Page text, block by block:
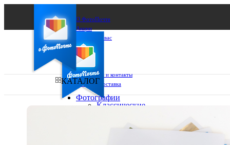
О ФотоПочте
Акции
Сделаем за вас
Бизнесу
FAQ
Франшиза
Поддержка и контакты
Оплата и доставка
КАТАЛОГ
Фотографии
Классические
10х15